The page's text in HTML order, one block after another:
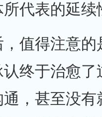
所代表的延续
，值得注意
认终于治愈
通，甚至没